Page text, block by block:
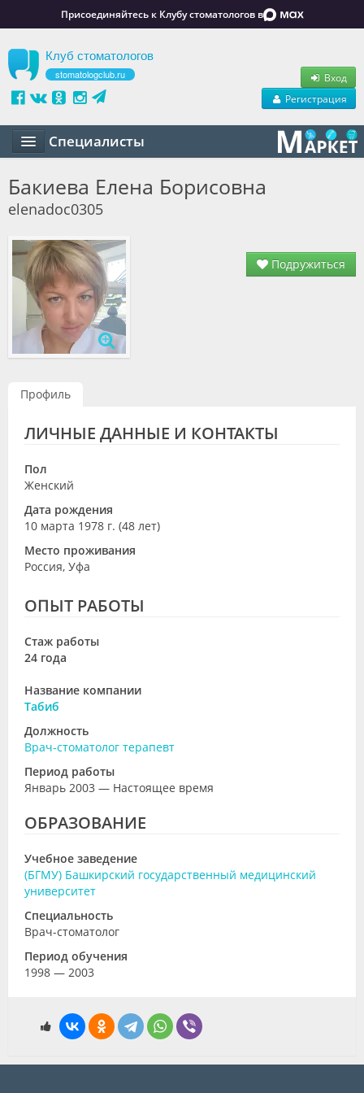
Присоединяйтесь к Клубу стоматологов в
Клуб стоматологов
stomatologclub.ru
Вход
Регистрация
Специалисты
Маркет
Обучение
Вакансии
Резюме
Объявления
Специалисты
Галерея
Блоги
Бакиева Елена Борисовна
Подружиться
elenadoc0305
Профиль
ЛИЧНЫЕ ДАННЫЕ И КОНТАКТЫ
Пол
Женский
Дата рождения
10 марта 1978 г. (48 лет)
Место проживания
Россия, Уфа
ОПЫТ РАБОТЫ
Стаж работы
24 года
Название компании
Табиб
Должность
Врач-стоматолог терапевт
Период работы
Январь 2003 — Настоящее время
ОБРАЗОВАНИЕ
Учебное заведение
(БГМУ) Башкирский государственный медицинский
университет
Специальность
Врач-стоматолог
Период обучения
1998 — 2003